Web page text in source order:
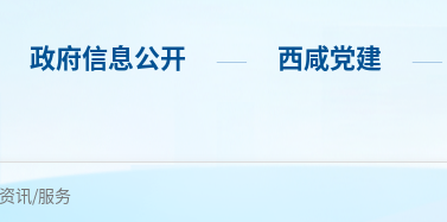
政府信息公开 —— 西咸党建 ——